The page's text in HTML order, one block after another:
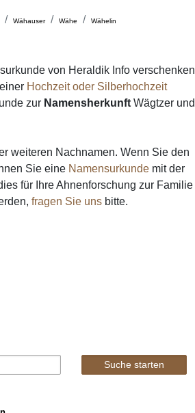
Wähauser Wähe Wähelin
von Heraldik Info verschenken
einer Hochzeit oder Silberhochzeit
zur Namensherkunft Wägtzer und
weiteren Nachnamen. Wenn Sie den
Sie eine Namensurkunde mit der
für Ihre Ahnenforschung zur Familie
fragen Sie uns bitte.